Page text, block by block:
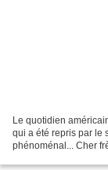
Le quotidien
qui a été repris par le
phénoménal... Cher